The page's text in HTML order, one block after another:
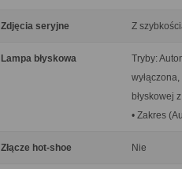
Zdjęcia seryjne Z
Lampa błyskowa
Tryby:
błyskowej
• Zakres
Złącze hot-shoe Nie